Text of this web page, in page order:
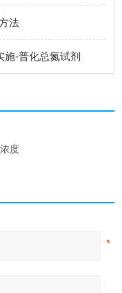
法
施-普化总氮试剂
度